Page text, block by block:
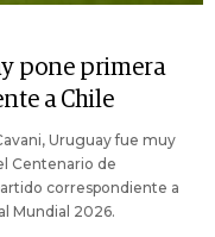
pone primera
a Chile
Uruguay fue muy
Centenario de
correspondiente a
Mundial 2026.